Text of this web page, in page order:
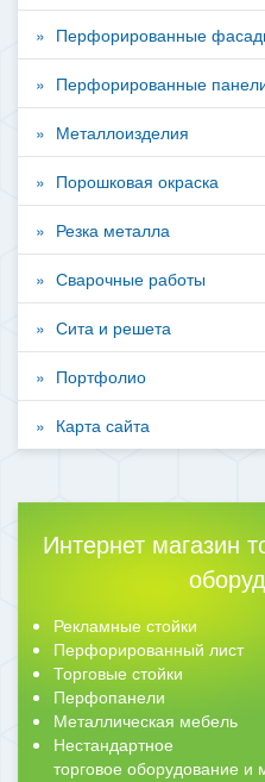
Перфорированные
Перфорированные
Металлоизделия
Порошковая окраска
Резка металла
Сварочные работы
Сита и решета
Портфолио
Карта сайта
Интернет магазин
Рекламные стойки
Перфорированный лист
Торговые стойки
Перфопанели
Металлическая мебель
Нестандартное
торговое оборудование и